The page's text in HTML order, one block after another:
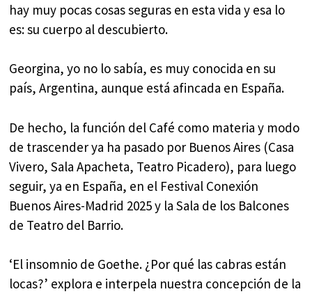
hay muy pocas cosas seguras en esta vida y esa lo
es: su cuerpo al descubierto.
Georgina, yo no lo sabía, es muy conocida en su
país, Argentina, aunque está afincada en España.
De hecho, la función del Café como materia y modo
de trascender ya ha pasado por Buenos Aires (Casa
Vivero, Sala Apacheta, Teatro Picadero), para luego
seguir, ya en España, en el Festival Conexión
Buenos Aires-Madrid 2025 y la Sala de los Balcones
de Teatro del Barrio.
‘El insomnio de Goethe. ¿Por qué las cabras están
locas?’ explora e interpela nuestra concepción de la